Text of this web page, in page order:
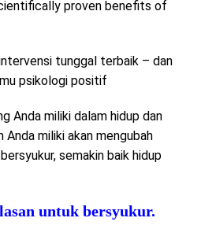
proven benefits of
tunggal terbaik – dan
psikologi positif
Anda miliki dalam hidup dan
Anda miliki akan mengubah
semakin baik hidup
untuk bersyukur.